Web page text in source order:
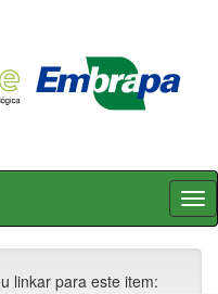
linkar para este item: